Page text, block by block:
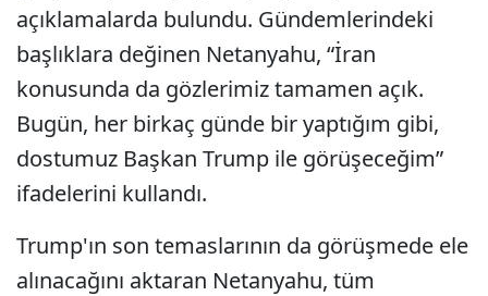
açıklamalarda bulundu. Gündemlerindeki
başlıklara değinen Netanyahu, “İran
konusunda da gözlerimiz tamamen açık.
Bugün, her birkaç günde bir yaptığım gibi,
dostumuz Başkan Trump ile görüşeceğim”
ifadelerini kullandı.
Trump'ın son temaslarının da görüşmede ele
alınacağını aktaran Netanyahu, tüm